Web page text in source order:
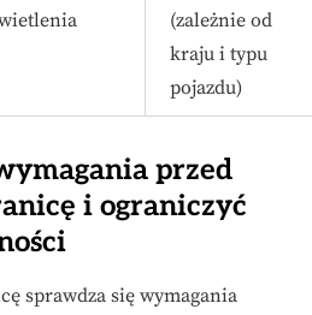
(zależnie od
kraju i typu
pojazdu)
przed
i ograniczyć
sprawdza się wymagania